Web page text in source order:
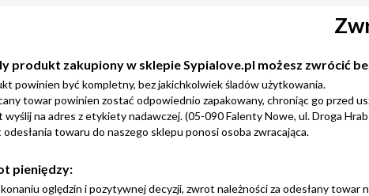
produkt zakupiony w sklepie Sypialove.pl możesz zwrócić
powinien być kompletny, bez jakichkolwiek śladów użytkowania.
towar powinien zostać odpowiednio zapakowany, chroniąc go przed
wyślij na adres z etykiety nadawczej. (05-090 Falenty Nowe, ul. Droga
odesłania towaru do naszego sklepu ponosi osoba zwracająca.
pieniędzy:
oględzin i pozytywnej decyzji, zwrot należności za odesłany